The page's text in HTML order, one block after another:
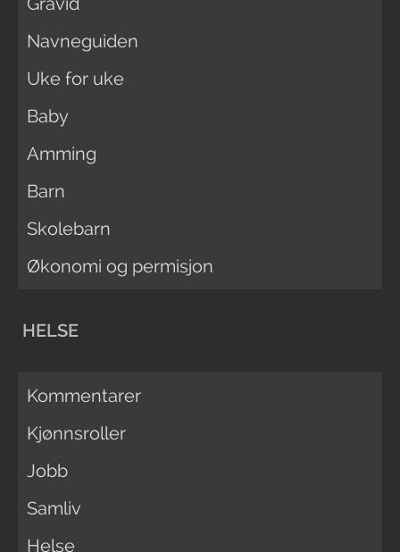
Navneguiden
Uke for uke
Baby
Amming
Barn
Skolebarn
Økonomi og permisjon
HELSE
Kommentarer
Kjønnsroller
Jobb
Samliv
Helse